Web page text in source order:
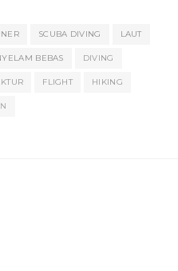
SCUBA DIVING LAUT
BEBAS DIVING
FLIGHT HIKING